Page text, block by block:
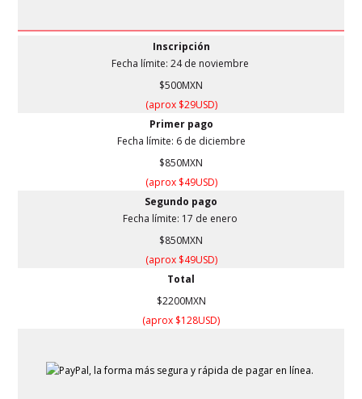
Inscripción
Fecha límite: 24de noviembre
$500MXN
(aprox $29USD)
Primer pago
Fecha límite: 6 de diciembre
$850MXN
(aprox $49USD)
Segundo pago
Fecha límite: 17 de enero
$850MXN
(aprox $49USD)
Total
$2200MXN
(aprox $128USD)